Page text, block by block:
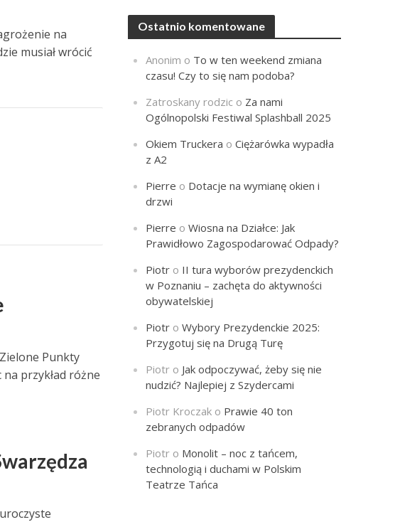
na
musiał wrócić
Punkty
przykład różne
Ostatnio komentowane
Anonim o To w ten weekend zmiana
czasu! Czy to się nam podoba?
Zatroskany rodzic o Za nami
Ogólnopolski Festiwal Splashball 2025
Okiem Truckera oCiężarówka wypadła
z A2
Pierre o Dotacje na wymianę okien i
drzwi
Pierre oWiosna na Działce: Jak
Prawidłowo Zagospodarować Odpady?
Piotr o II tura wyborów prezydenckich
w Poznaniu – zachęta do aktywności
obywatelskiej
Piotr oWybory Prezydenckie 2025:
Przygotuj się na Drugą Turę
Piotr o Jak odpoczywać, żeby się nie
nudzić? Najlepiej z Szydercami
Piotr Kroczak o Prawie 40 ton
zebranych odpadów
Piotr o Monolit – noc z tańcem,
technologią i duchami w Polskim
Teatrze Tańca